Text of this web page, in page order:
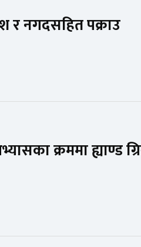
नगदसहित पक्राउ
क्रममा ह्याण्ड